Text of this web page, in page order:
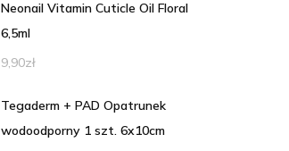
Neonail Vitamin Cuticle Oil Floral
6,5ml
9,90zł
Tegaderm + PAD Opatrunek
wodoodporny 1 szt. 6x10cm